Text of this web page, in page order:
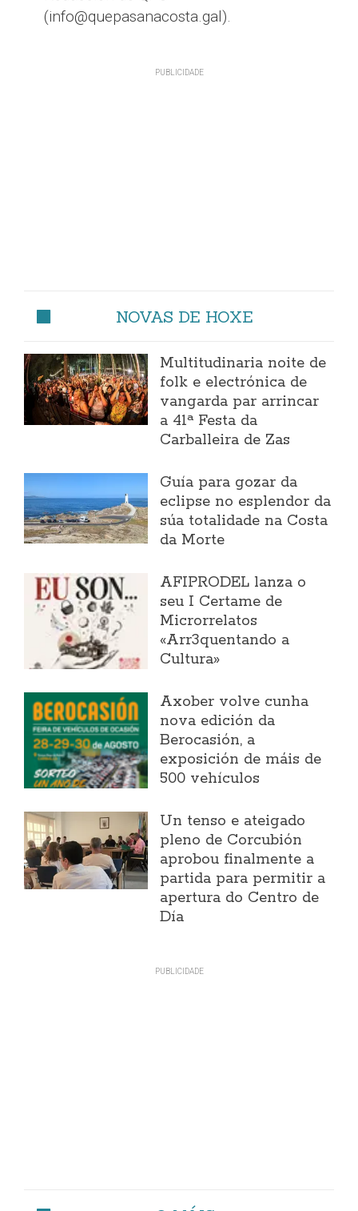
(info@quepasanacosta.gal).
NOVAS DE HOXE
Multitudinaria noite de
folk e electrónica de
vangarda par arrincar
a 41ª Festa da
Carballeira de Zas
Guía para gozar da
eclipse no esplendor da
súa totalidade na Costa
da Morte
AFIPRODEL lanza o
seu I Certame de
Microrrelatos
«Arr3quentando a
Cultura»
Axober volve cunha
nova edición da
Berocasión, a
exposición de máis de
500 vehículos
Un tenso e ateigado
pleno de Corcubión
aprobou finalmente a
partida para permitir a
apertura do Centro de
Día